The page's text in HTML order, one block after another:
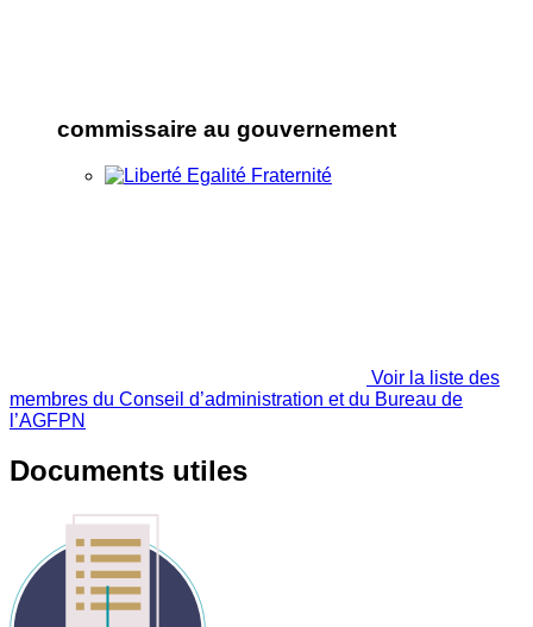
commissaire au gouvernement
Voir la liste des
membres du Conseil d’administration et du Bureau de
l’AGFPN
Documents utiles